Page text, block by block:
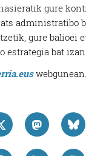
gure
administratibo
gure balioei
estrategia bat izan
webgunean.